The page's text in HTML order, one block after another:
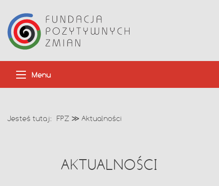
Menu
Jesteś tutaj: FPZ ≫ Aktualności
AKTUALNOŚCI